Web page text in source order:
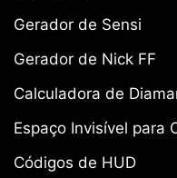
Gerador de Sensi
Gerador de Nick FF
Calculadora de
Espaço Invisível para
Códigos de HUD